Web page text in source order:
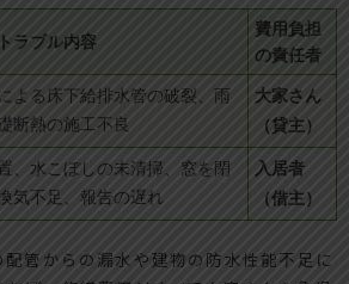
ラブル内容
費用負担
の責任者
よる床下給排水管の破裂、雨
断熱の施工不良
大家さん
（貸主）
、水こぼしの未清掃、窓を閉
気不足、報告の遅れ
入居者
（借主）
管からの漏水や建物の防水性能不足に